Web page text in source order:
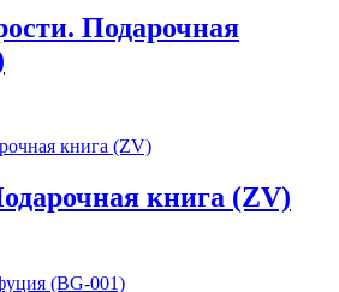
Подарочная
книга (ZV)